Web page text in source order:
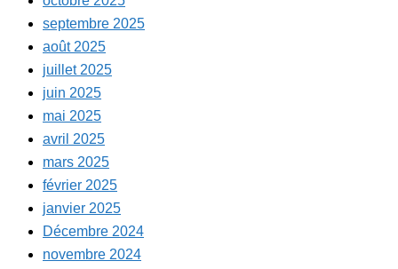
septembre 2025
août 2025
juillet 2025
juin 2025
mai 2025
avril 2025
mars 2025
février 2025
janvier 2025
Décembre 2024
novembre 2024